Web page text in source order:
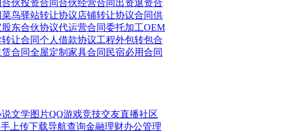
合伙投资合同合伙经营合同 出资退资合
菜鸟驿站转让协议店铺转让协议合同供
股东合伙协议代运营合同委托加工OEM
让合同个人借款协议工程外包转包合
合同全屋定制家具合同 民宿必用合同
文学图片QQ游戏竞技交友直播社区
上传下载导航查询金融理财办公管理